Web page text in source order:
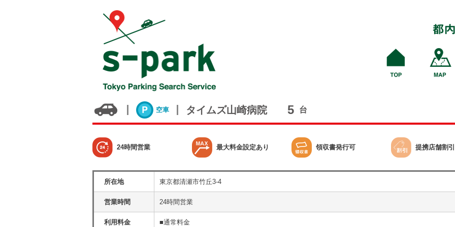
空車 タイムズ山崎病院 5 台
24時間営業 最大料金設定あり 領収書発行可 提携店舗割
所在地 東京都清瀬市竹丘3-4
営業時間 24時間営業
利用料金 ■通常料金